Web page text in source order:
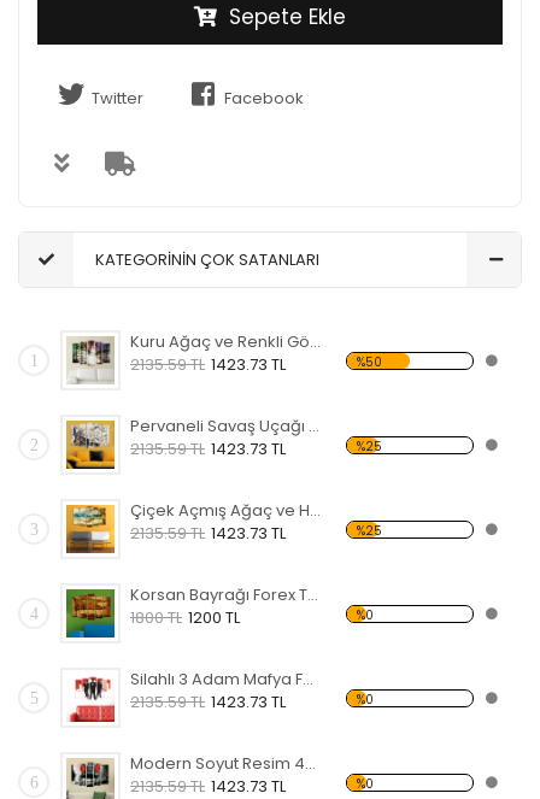
Sepete Ekle
Twitter Facebook
KATEGORİNİN ÇOK SATANLARI
1
Kuru Ağaç ve Renkli Gökyüzü Forex Tablo
2135.59 TL 1423.73 TL %50
2
Pervaneli Savaş Uçağı Forex Tablo
2135.59 TL 1423.73 TL %25
3
Çiçek Açmış Ağaç ve Hamak Forex Tablo
2135.59 TL 1423.73 TL %25
4
Korsan Bayrağı Forex Tablo
1800 TL 1200 TL %0
5
Silahlı 3 Adam Mafya Forex Tablo
2135.59 TL 1423.73 TL %0
6
Modern Soyut Resim 40 Forex Tablo
2135.59 TL 1423.73 TL %0